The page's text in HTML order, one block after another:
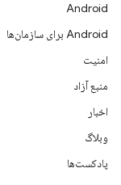
Android
Android برای سازمان‌ها
امنیت
منبع آزاد
اخبار
وبلاگ
پادکست‌ها